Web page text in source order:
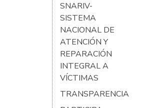
SNARIV-
SISTEMA
NACIONAL DE
ATENCIÓN Y
REPARACIÓN
INTEGRAL A
VÍCTIMAS
TRANSPARENCIA